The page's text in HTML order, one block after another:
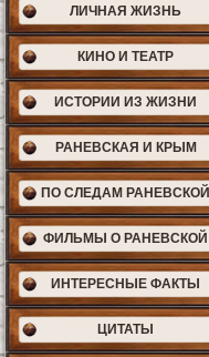
ЛИЧНАЯ ЖИЗНЬ
КИНО И ТЕАТР
ИСТОРИИ ИЗ ЖИЗНИ
РАНЕВСКАЯ И КРЫМ
ПО СЛЕДАМ РАНЕВСКОЙ
ФИЛЬМЫ О РАНЕВСКОЙ
ИНТЕРЕСНЫЕ ФАКТЫ
ЦИТАТЫ